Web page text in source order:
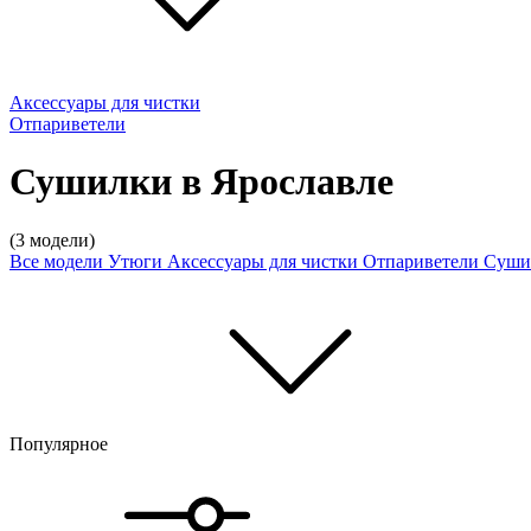
Аксессуары для чистки
Отпариветели
Сушилки в Ярославле
(3 модели)
Все модели Утюги Аксессуары для чистки Отпариветели
Популярное